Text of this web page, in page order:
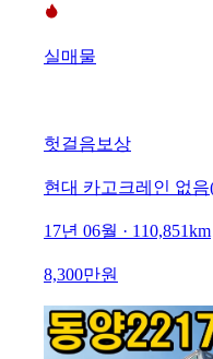
실매물
헛걸음보상
현대 카고크레인 없
17년 06월 · 110,851km
8,300만원